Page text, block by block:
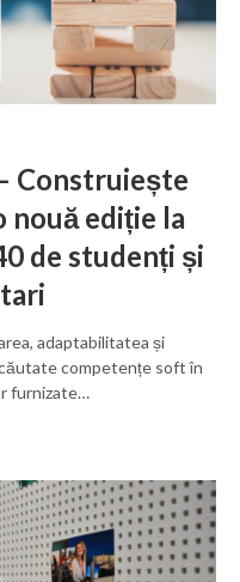
Construiește
nouă ediție la
de studenți și
adaptabilitatea și
competențe soft în
furnizate…